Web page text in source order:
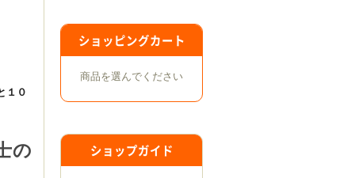
１０
の
ショッピングカート
商品を選んでください
ショップガイド